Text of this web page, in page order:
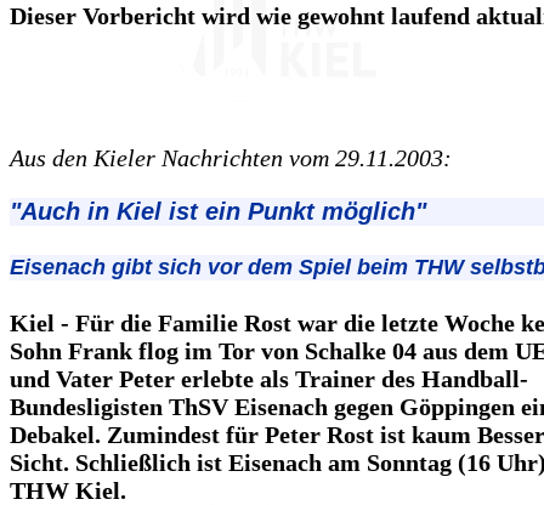
Dieser Vorbericht wird wie gewohnt laufend
Aus den Kieler Nachrichten vom 29.11.2003:
"Auch in Kiel ist ein Punkt möglich"
Eisenach gibt sich vor dem Spiel beim THW
Kiel - Für die Familie Rost war die letzte Woche
Sohn Frank flog im Tor von Schalke 04 aus dem
und Vater Peter erlebte als Trainer des Handball-
Bundesligisten ThSV Eisenach gegen Göppingen
Debakel. Zumindest für Peter Rost ist kaum
Sicht. Schließlich ist Eisenach am Sonntag (16
THW Kiel.